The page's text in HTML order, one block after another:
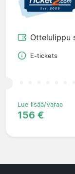
Ottelulippu
E-tickets
Lue lisää/Varaa
156 €